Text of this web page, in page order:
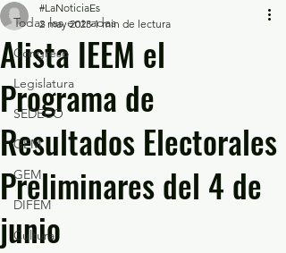
Todas las entradas
Congreso
Legislatura
SEDECO
GEM
GEM
DIFEM
Cultura
Alista IEEM el
Programa de
Resultados Electorales
Preliminares del 4 de
junio
#LaNoticiaEs
2 may 2023 1 min de lectura